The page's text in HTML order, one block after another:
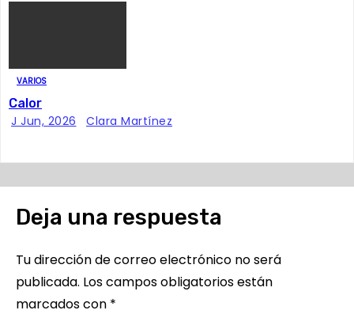
a
VARIOS
Calor
J Jun, 2026 Clara Martínez
Deja una respuesta
Tu dirección de correo electrónico no será
publicada. Los campos obligatorios están
marcados con *